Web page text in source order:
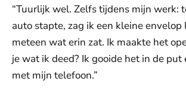
“Tuurlijk wel. Zelfs tijdens mijn werk:
auto stapte, zag ik een kleine
meteen wat erin zat. Ik maakte het
je wat ik deed? Ik gooide het in de
met mijn telefoon.”